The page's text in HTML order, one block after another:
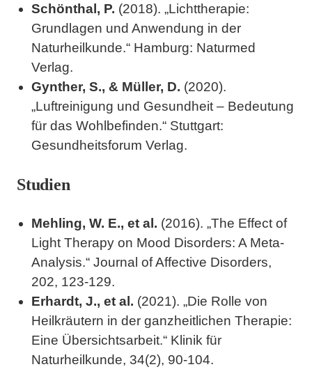
Schönthal, P. (2018). „Lichttherapie:
Grundlagen und Anwendung in der
Naturheilkunde.“ Hamburg: Naturmed
Verlag.
Gynther, S., & Müller, D. (2020).
„Luftreinigung und Gesundheit – Bedeutung
für das Wohlbefinden.“ Stuttgart:
Gesundheitsforum Verlag.
Studien
Mehling, W. E., et al. (2016). „The Effect of
Light Therapy on Mood Disorders: A Meta-
Analysis.“ Journal of Affective Disorders,
202, 123-129.
Erhardt, J., et al. (2021). „Die Rolle von
Heilkräutern in der ganzheitlichen Therapie:
Eine Übersichtsarbeit.“ Klinik für
Naturheilkunde, 34(2), 90-104.